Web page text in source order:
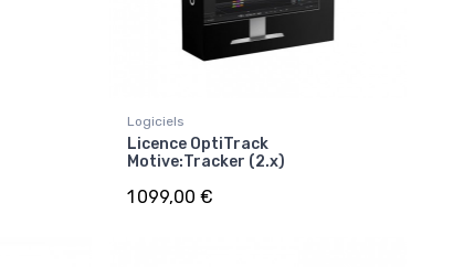
Logiciels
Licence OptiTrack
Motive:Tracker (2.x)
1 099,00 €